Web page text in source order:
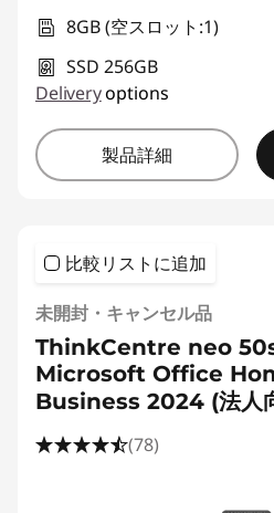
8GB (空スロット:1)
SSD 256GB
Deliveryoptions
製品詳細
比較リストに追加
未開封・キャンセル品
ThinkCentre neo
Microsoft Office
Business 2024 (法人
(78)